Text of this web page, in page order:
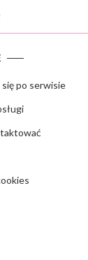
się po serwisie